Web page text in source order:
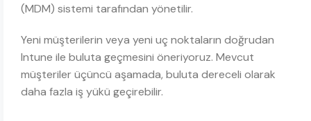
(MDM) sistemi tarafından yönetilir.
Yeni müşterilerin veya yeni uç noktaların doğrudan
Intune ile buluta geçmesini öneriyoruz. Mevcut
müşteriler üçüncü aşamada, buluta dereceli olarak
daha fazla iş yükü geçirebilir.